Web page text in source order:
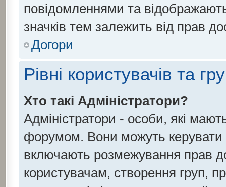
повідомленнями та
значків тем залежить від прав
Догори
Рівні користувачів та
Хто такі Адміністратори?
Адміністратори - особи, які
форумом. Вони можуть керувати
включають розмежування прав
користувачам, створення груп,